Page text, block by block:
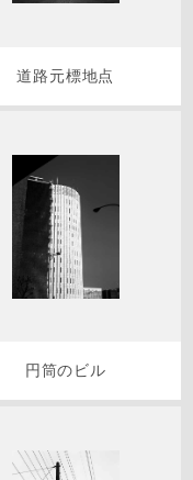
道路元標地点
円筒のビル